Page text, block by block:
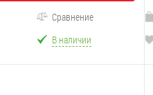
Сравнение
В наличии